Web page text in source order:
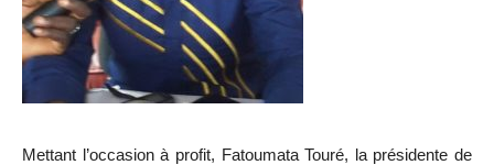
Mettant l’occasion à profit, Fatoumata Touré, la présidente de